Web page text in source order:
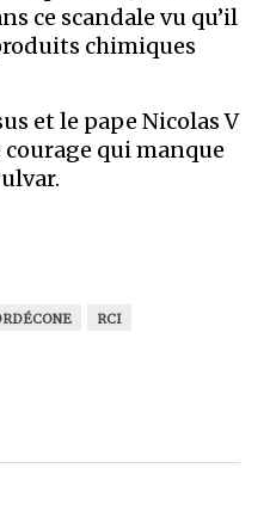
ce scandale vu qu’il
chimiques
et le pape Nicolas V
qui manque
RCI